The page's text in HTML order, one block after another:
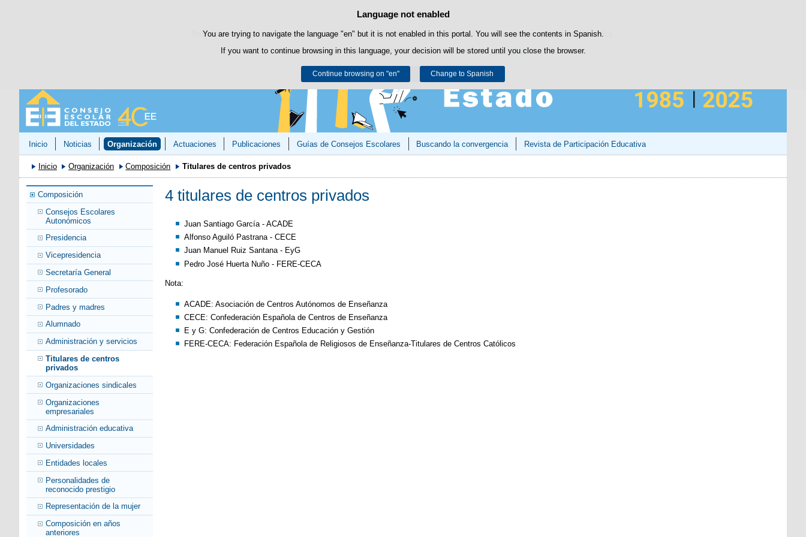
Cookie Policy
This website uses its own cookies to facilitate browsing and third-party cookies to obtain usage and satisfaction statistics.
You can get more information in the "Cookies" section of ourlegal notice.
Accept Reject
Language not enabled
You are trying to navigate the language "en" but it is not enabled in this portal. You will see the contents in Spanish.
If you want to continue browsing in this language, your decision will be stored until you close the browser.
Continue browsing on "en" Change to Spanish
Skip to content
Inicio Noticias Organización Actuaciones Publicaciones Guías de Consejos Escolares Buscando la convergencia Revista de Participación Educativa
Inicio Organización Composición Titulares de centros privados
Composición
Consejos Escolares
Autonómicos
Presidencia
Vicepresidencia
Secretaría General
Profesorado
Padres y madres
Alumnado
Administración y servicios
Titulares de centros
privados
Organizaciones sindicales
Organizaciones
empresariales
Administración educativa
Universidades
Entidades locales
Personalidades de
reconocido prestigio
Representación de la mujer
Composición en años
anteriores
4 titulares de centros privados
Juan Santiago García - ACADE
Alfonso Aguiló Pastrana - CECE
Juan Manuel Ruiz Santana - EyG
Pedro José Huerta Nuño - FERE-CECA
Nota:
ACADE: Asociación de Centros Autónomos de Enseñanza
CECE: Confederación Española de Centros de Enseñanza
E y G: Confederación de Centros Educación y Gestión
FERE-CECA: Federación Española de Religiosos de Enseñanza-Titulares de Centros Católicos